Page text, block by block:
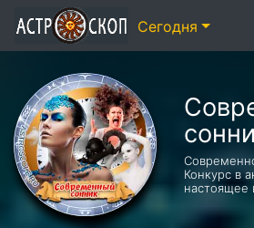
Конкурс в
настоящее
Сегодня